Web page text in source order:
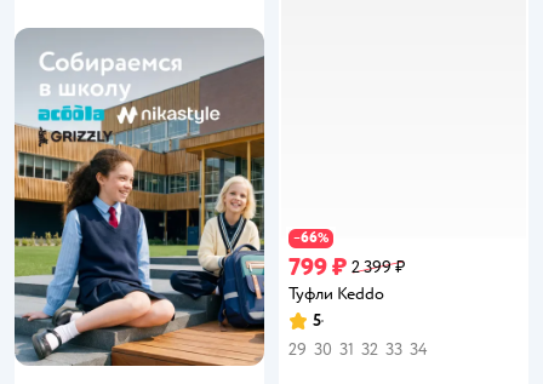
−66%
799 ₽ 2 399 ₽
Туфли Keddo
Рейтинг:
5
29 30 31 32 33 34